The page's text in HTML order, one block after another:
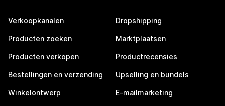
Verkoopkanalen
Producten zoeken
Producten verkopen
Bestellingen en verzending
Winkelontwerp
Dropshipping
Marktplaatsen
Productrecensies
Upselling en bundels
E-mailmarketing